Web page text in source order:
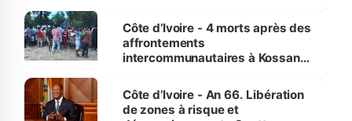
générations futures »
Côte d’Ivoire - 4 morts après des
affrontements
intercommunautaires à Kossandji
milieu des sinistrés
Côte d’Ivoire - An 66. Libération
de zones à risque et